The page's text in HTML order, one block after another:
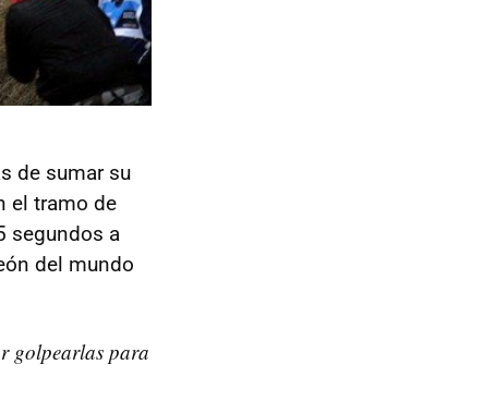
de sumar su
el tramo de
segundos a
del mundo
golpearlas para